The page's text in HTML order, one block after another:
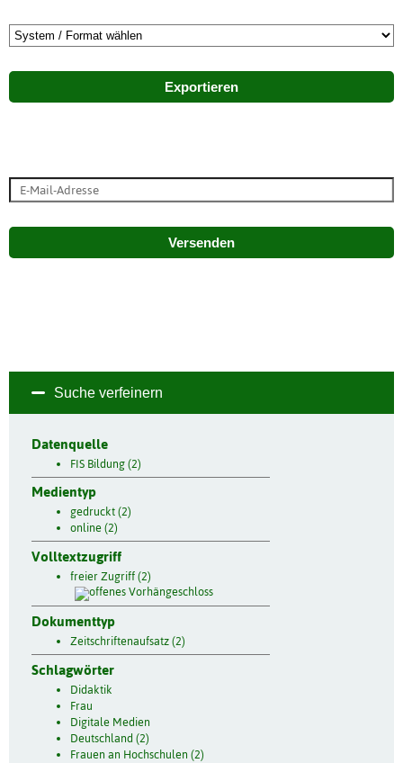
Exportieren
Versenden
Suche verfeinern
Datenquelle
FIS Bildung (2)
Medientyp
gedruckt (2)
online (2)
Volltextzugriff
freier Zugriff (2)
Dokumenttyp
Zeitschriftenaufsatz (2)
Schlagwörter
Didaktik
Frau
Digitale Medien
Deutschland (2)
Frauen an Hochschulen (2)